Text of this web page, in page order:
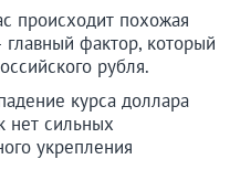
происходит похожая
фактор, который
рубля.
курса доллара
нет сильных
укрепления